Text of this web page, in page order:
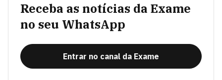
Receba as notícias da Exame
no seu WhatsApp
Entrar no canal da Exame